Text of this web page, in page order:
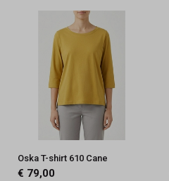
Oska T-shirt 610 Cane
€ 79,00